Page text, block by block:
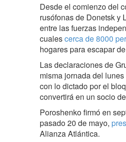
Desde el comienzo del
rusófonas de Donetsk y
entre las fuerzas
cualescerca de 8000
hogares para escapar
Las declaraciones de
misma jornada del
con lo dictado por el
convertirá en un socio
Poroshenko firmó en
pasado 20 de mayo,
Alianza Atlántica.